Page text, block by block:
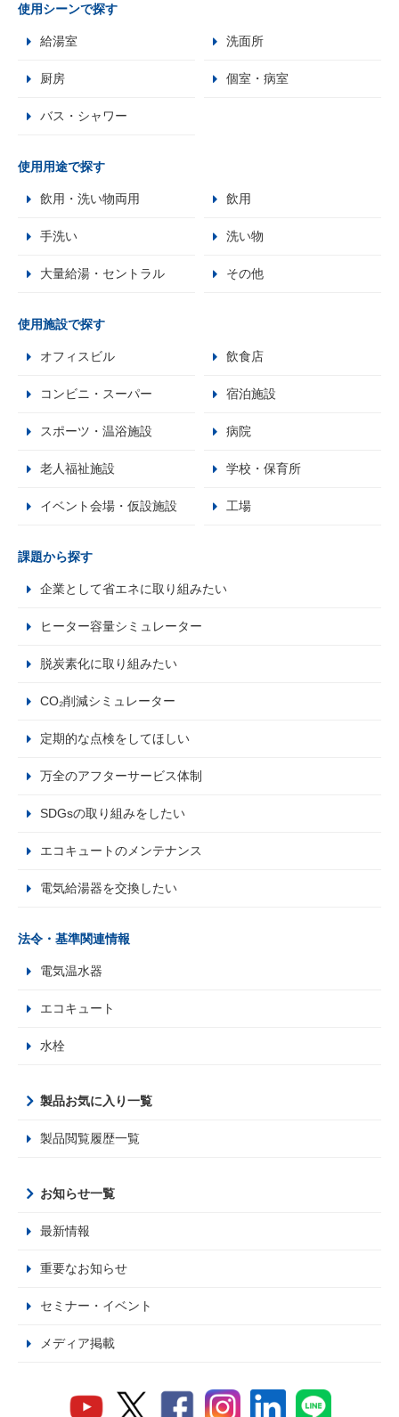
使用シーンで探す
給湯室 洗面所
厨房 個室・病室
バス・シャワー
使用用途で探す
飲用・洗い物両用 飲用
手洗い 洗い物
大量給湯・セントラル その他
使用施設で探す
オフィスビル 飲食店
コンビニ・スーパー 宿泊施設
スポーツ・温浴施設 病院
老人福祉施設 学校・保育所
イベント会場・仮設施設 工場
課題から探す
企業として省エネに取り組みたい
ヒーター容量シミュレーター
脱炭素化に取り組みたい
CO₂削減シミュレーター
定期的な点検をしてほしい
万全のアフターサービス体制
SDGsの取り組みをしたい
エコキュートのメンテナンス
電気給湯器を交換したい
法令・基準関連情報
電気温水器
エコキュート
水栓
製品お気に入り一覧
製品閲覧履歴一覧
お知らせ一覧
最新情報
重要なお知らせ
セミナー・イベント
メディア掲載